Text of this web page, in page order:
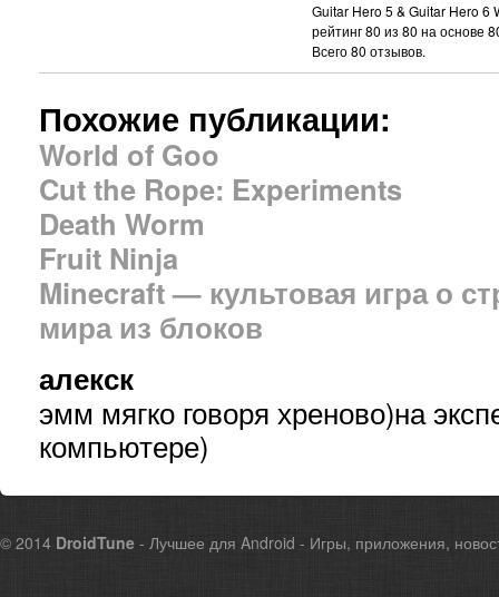
Guitar Hero 5 & Guitar Hero 6
рейтинг80 из 80 на основе
Всего80 отзывов.
Похожие публикации:
World of Goo
Cut the Rope: Experiments
Death Worm
Fruit Ninja
Minecraft — культовая игра о
мира из блоков
алекск
эмм мягко говоря хреново)на
компьютере)
© 2014 DroidTune - Лучшее для Android - Игры, приложения,